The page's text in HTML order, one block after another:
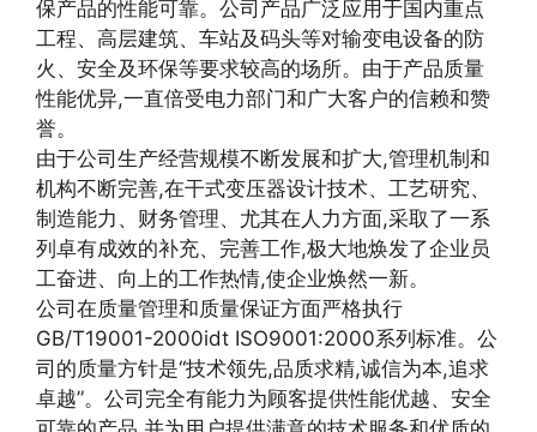
保产品的性能可靠。公司产品广泛应用于国内重点
工程、高层建筑、车站及码头等对输变电设备的防
火、安全及环保等要求较高的场所。由于产品质量
性能优异,一直倍受电力部门和广大客户的信赖和赞
誉。
由于公司生产经营规模不断发展和扩大,管理机制和
机构不断完善,在干式变压器设计技术、工艺研究、
制造能力、财务管理、尤其在人力方面,采取了一系
列卓有成效的补充、完善工作,极大地焕发了企业员
工奋进、向上的工作热情,使企业焕然一新。
公司在质量管理和质量保证方面严格执行
GB/T19001-2000idt ISO9001:2000系列标准。公
司的质量方针是“技术领先,品质求精,诚信为本,追求
卓越”。公司完全有能力为顾客提供性能优越、安全